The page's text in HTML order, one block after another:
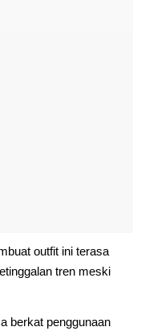
outfit ini terasa
tren meski
berkat penggunaan